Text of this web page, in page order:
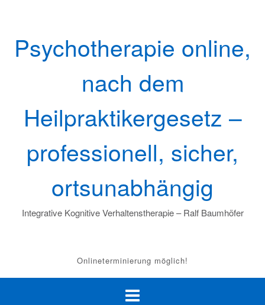
Psychotherapie online,
nach dem
Heilpraktikergesetz –
professionell, sicher,
ortsunabhängig
Integrative Kognitive Verhaltenstherapie – Ralf Baumhöfer
Onlineterminierung möglich!